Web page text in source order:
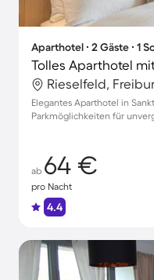
Aparthotel ∙ 2 Gäste ∙ 1
Tolles Aparthotel
Rieselfeld,
Elegantes Aparthotel in
Parkmöglichkeiten für
ab 64 €
pro Nacht
4.4